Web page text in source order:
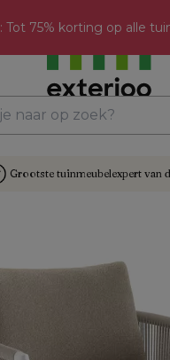
: Tot 75% korting op alle
Grootste tuinmeubelexpert van